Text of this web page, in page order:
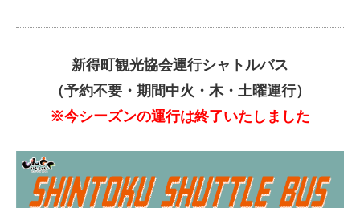
新得町観光協会運行シャトルバス
（予約不要・期間中火・木・土曜運行）
※今シーズンの運行は終了いたしました